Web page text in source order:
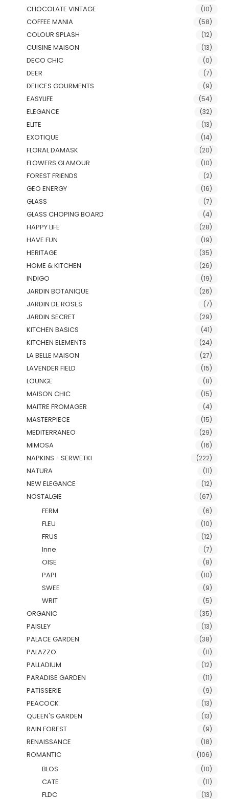
CHOCOLATE VINTAGE (10)
COFFEE MANIA (58)
COLOUR SPLASH (12)
CUISINE MAISON (13)
DECO CHIC (0)
DEER (7)
DELICES GOURMENTS (9)
EASYLIFE (54)
ELEGANCE (32)
ELITE (13)
EXOTIQUE (14)
FLORAL DAMASK (20)
FLOWERS GLAMOUR (10)
FOREST FRIENDS (2)
GEO ENERGY (16)
GLASS (7)
GLASS CHOPING BOARD (4)
HAPPY LIFE (28)
HAVE FUN (19)
HERITAGE (35)
HOME & KITCHEN (26)
INDIGO (19)
JARDIN BOTANIQUE (26)
JARDIN DE ROSES (7)
JARDIN SECRET (29)
KITCHEN BASICS (41)
KITCHEN ELEMENTS (24)
LA BELLE MAISON (27)
LAVENDER FIELD (15)
LOUNGE (8)
MAISON CHIC (15)
MAITRE FROMAGER (4)
MASTERPIECE (15)
MEDITERRANEO (29)
MIMOSA (16)
NAPKINS - SERWETKI (222)
NATURA (11)
NEW ELEGANCE (12)
NOSTALGIE (67)
FERM (6)
FLEU (10)
FRUS (12)
Inne (7)
OISE (8)
PAPI (10)
SWEE (9)
WRIT (5)
ORGANIC (35)
PAISLEY (13)
PALACE GARDEN (38)
PALAZZO (11)
PALLADIUM (12)
PARADISE GARDEN (11)
PATISSERIE (9)
PEACOCK (13)
QUEEN'S GARDEN (13)
RAIN FOREST (9)
RENAISSANCE (18)
ROMANTIC (106)
BLOS (10)
CATE (11)
FLDC (13)